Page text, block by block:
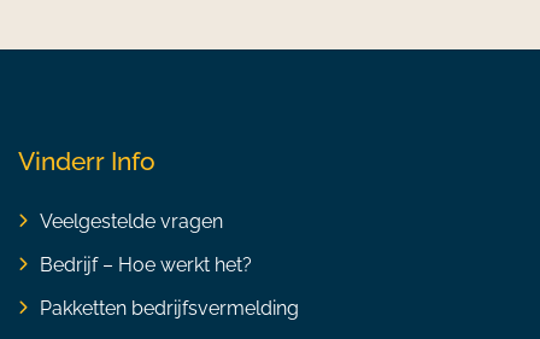
Vinderr Info
Veelgestelde vragen
Bedrijf – Hoe werkt het?
Pakketten bedrijfsvermelding